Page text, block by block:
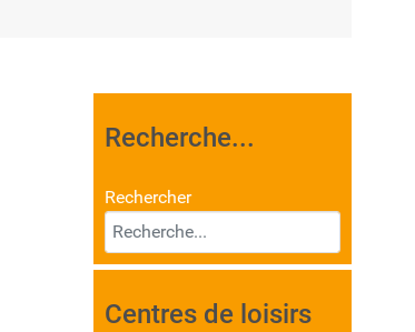
Recherche...
Rechercher
Centres de loisirs